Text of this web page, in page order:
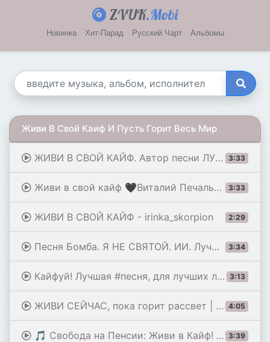
ZVUK.Mobi
Новинка Хит-Парад Русский Чарт Альбомы
Живи В Свой Каиф И Пусть Горит Весь Мир
3:33
ЖИВИ В СВОЙ КАЙФ. Автор песни ЛУЧШАЯ МУЗЫКА- SlawikXSound.
3:33
Живи в свой кайф 🖤Виталий Печальный
2:29
ЖИВИ В СВОЙ КАЙФ - irinka_skorpion
3:34
Песня Бомба. Я НЕ СВЯТОЙ. ИИ. Лучшая музыка. Видео Л Макевич
3:13
Кайфуй! Лучшая #песня, для лучших людей!
4:05
ЖИВИ СЕЙЧАС, пока горит рассвет | Песня до мурашек | Павел Ветров
3:39
🎵 Свобода на Пенсии: Живи в Кайф! 🔥| Музыка Памяти